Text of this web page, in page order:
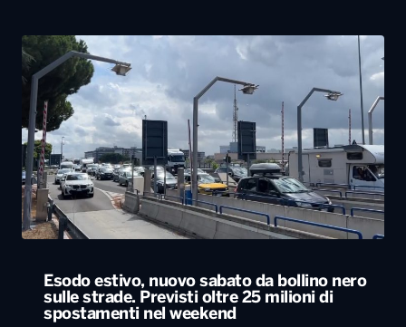
Esodo estivo, nuovo sabato da bollino nero
sulle strade. Previsti oltre 25 milioni di
spostamenti nel weekend